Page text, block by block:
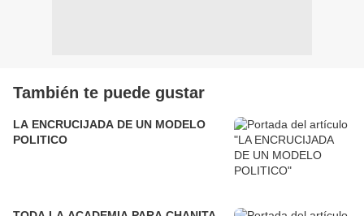
También te puede gustar
LA ENCRUCIJADA DE UN MODELO
POLITICO